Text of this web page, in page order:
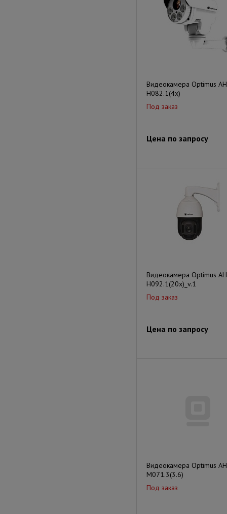
Видеокамера Optimus
H082.1(4x)
Под заказ
Цена по запросу
Видеокамера Optimus
H092.1(20x)_v.1
Под заказ
Цена по запросу
Видеокамера Optimus
M071.3(3.6)
Под заказ